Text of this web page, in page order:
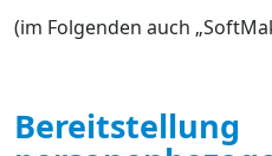
(im Folgenden auch
Bereitstellung